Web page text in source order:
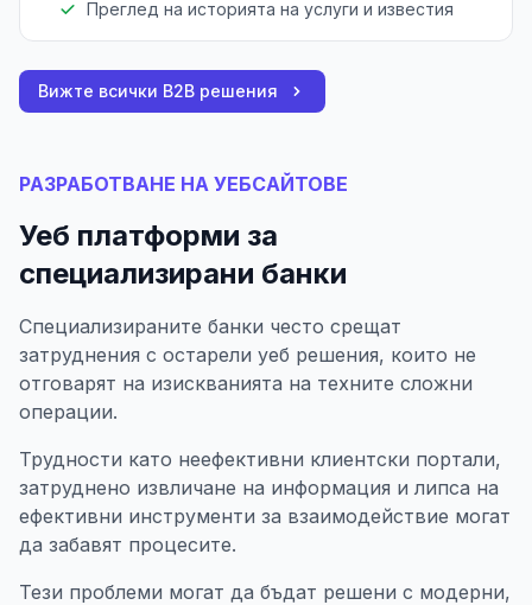
Преглед на историята на услуги и известия
Вижте всички B2B решения
РАЗРАБОТВАНЕ НА УЕБСАЙТОВЕ
Уеб платформи за
специализирани банки
Специализираните банки често срещат
затруднения с остарели уеб решения, които не
отговарят на изискванията на техните сложни
операции.
Трудности като неефективни клиентски портали,
затруднено извличане на информация и липса на
ефективни инструменти за взаимодействие могат
да забавят процесите.
Тези проблеми могат да бъдат решени с модерни,